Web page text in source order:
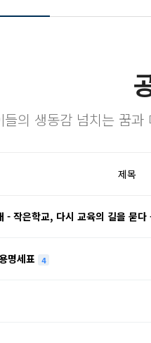
들의 생동감 넘치는 꿈
제목
- 작은학교, 다시 교육의 길을 묻
명세표 4